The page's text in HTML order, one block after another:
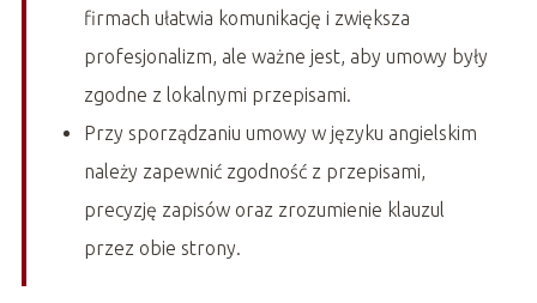
firmach ułatwia komunikację i zwiększa
profesjonalizm, ale ważne jest, aby umowy były
zgodne z lokalnymi przepisami.
Przy sporządzaniu umowy w języku angielskim
należy zapewnić zgodność z przepisami,
precyzję zapisów oraz zrozumienie klauzul
przez obie strony.